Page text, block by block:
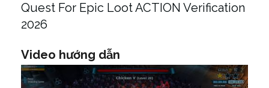
Quest For Epic Loot ACTION Verification
2026
Video hướng dẫn